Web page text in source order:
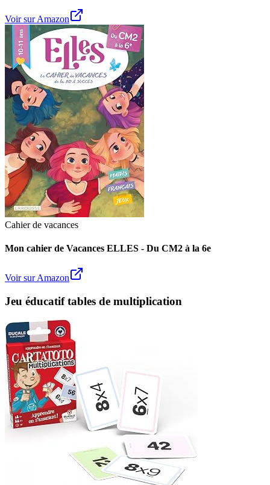
Voir sur Amazon
Cahier de vacances
Mon cahier de Vacances ELLES - Du CM2 à la 6e
Voir sur Amazon
Jeu éducatif tables de multiplication